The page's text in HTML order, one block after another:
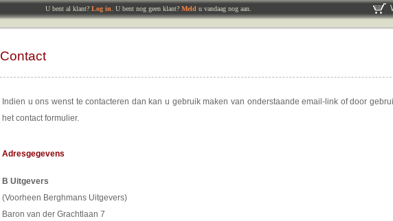
U bent al klant? Log in . U bent nog geen klant? Meld u vandaag nog aan.
Contact
Indien u ons wenst te contacteren dan kan u gebruik maken van onderstaande email-link of door
het contact formulier.
Adresgegevens
B Uitgevers
(Voorheen Berghmans Uitgevers)
Baron van der Grachtlaan 7